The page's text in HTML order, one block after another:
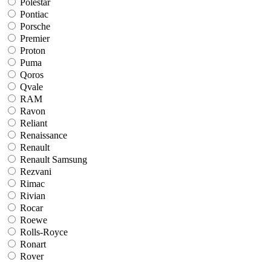
Pontiac
Porsche
Premier
Proton
Puma
Qoros
Qvale
RAM
Ravon
Reliant
Renaissance
Renault
Renault Samsung
Rezvani
Rimac
Rivian
Rocar
Roewe
Rolls-Royce
Ronart
Rover